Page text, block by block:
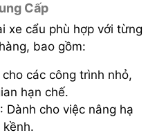
Cấp
xe cẩu phù hợp với từng
bao gồm:
các công trình nhỏ,
hạn chế.
: Dành cho việc nâng hạ
kềnh.